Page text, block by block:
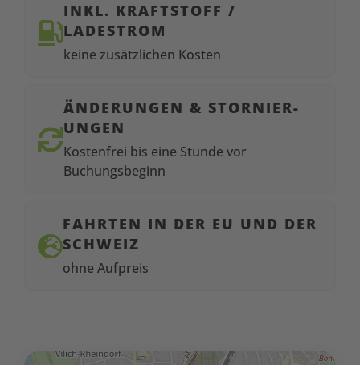

INKL. KRAFTSTOFF /
LADESTROM
keine zusätzlichen Kosten

ÄNDER­UNGEN & STORNIER­
UNGEN
Kostenfrei bis eine Stunde vor
Buchungsbeginn

FAHRTEN IN DER EU UND DER
SCHWEIZ
ohne Aufpreis